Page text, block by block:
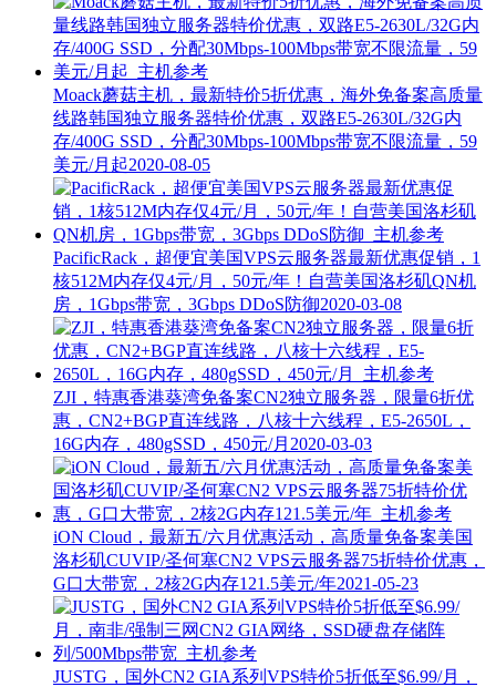
Moack蘑菇主机，最新特价5折优惠，海外免备案高质量
线路韩国独立服务器特价优惠，双路E5-2630L/32G内
存/400G SSD，分配30Mbps-100Mbps带宽不限流量，59
美元/月起2020-08-05
PacificRack，超便宜美国VPS云服务器最新优惠促销，1
核512M内存仅4元/月，50元/年！自营美国洛杉矶QN机
房，1Gbps带宽，3Gbps DDoS防御2020-03-08
ZJI，特惠香港葵湾免备案CN2独立服务器，限量6折优
惠，CN2+BGP直连线路，八核十六线程，E5-2650L，
16G内存，480gSSD，450元/月 2020-03-03
iON Cloud，最新五/六月优惠活动，高质量免备案美国
洛杉矶CUVIP/圣何塞CN2 VPS云服务器75折特价优惠，
G口大带宽，2核2G内存121.5美元/年2021-05-23
JUSTG，国外CN2 GIA系列VPS特价5折低至$6.99/月，